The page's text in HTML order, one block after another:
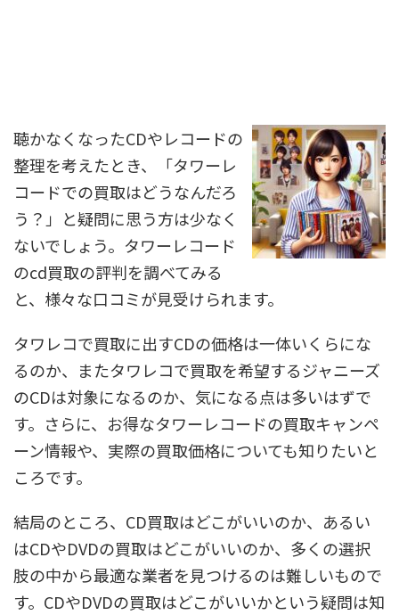
聴かなくなったCDやレコードの
整理を考えたとき、「タワーレ
コードでの買取はどうなんだろ
う？」と疑問に思う方は少なく
ないでしょう。タワーレコード
のcd買取の評判を調べてみる
と、様々な口コミが見受けられます。
タワレコで買取に出すCDの価格は一体いくらにな
るのか、またタワレコで買取を希望するジャニーズ
のCDは対象になるのか、気になる点は多いはずで
す。さらに、お得なタワーレコードの買取キャンペ
ーン情報や、実際の買取価格についても知りたいと
ころです。
結局のところ、CD買取はどこがいいのか、あるい
はCDやDVDの買取はどこがいいのか、多くの選択
肢の中から最適な業者を見つけるのは難しいもので
す。CDやDVDの買取はどこがいいかという疑問は知